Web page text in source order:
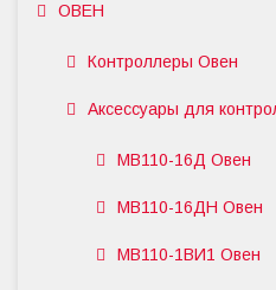
ОВЕН
Контроллеры Овен
Аксессуары для
МВ110-16Д Овен
МВ110-16ДН Овен
МВ110-1ВИ1 Овен